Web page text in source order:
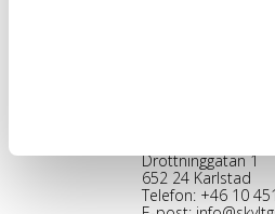
Drottninggatan 1
652 24 Karlstad
Telefon: +46 10